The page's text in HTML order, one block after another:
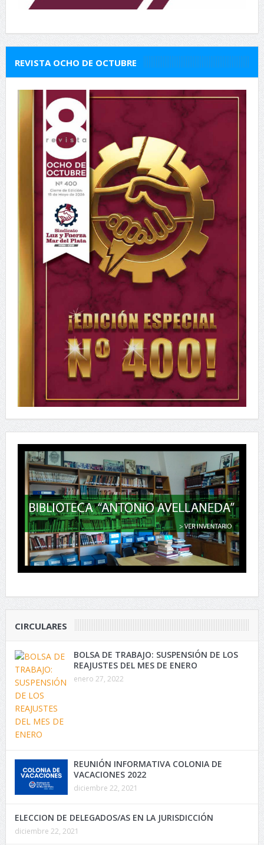
REVISTA OCHO DE OCTUBRE
CIRCULARES
BOLSA DE TRABAJO: SUSPENSIÓN DE LOS
REAJUSTES DEL MES DE ENERO
enero 27, 2022
REUNIÓN INFORMATIVA COLONIA DE
VACACIONES 2022
diciembre 22, 2021
ELECCION DE DELEGADOS/AS EN LA JURISDICCIÓN
diciembre 22, 2021